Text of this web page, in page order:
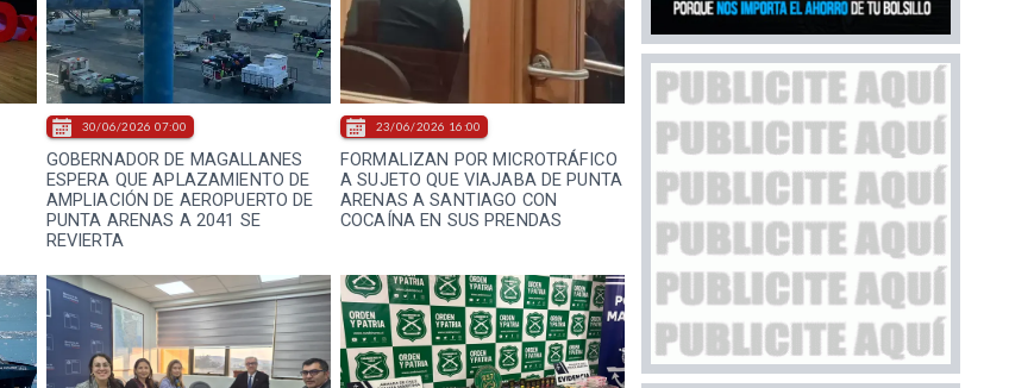
GOBERNADOR DE MAGALLANES
ESPERA QUE APLAZAMIENTO DE
AMPLIACIÓN DE AEROPUERTO DE
PUNTA ARENAS A 2041 SE
REVIERTA
30/06/2026 07:00
FORMALIZAN POR MICROTRÁFICO
A SUJETO QUE VIAJABA DE PUNTA
ARENAS A SANTIAGO CON
COCAÍNA EN SUS PRENDAS
23/06/2026 16:00